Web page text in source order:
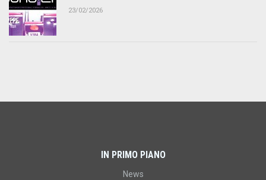
23/02/2026
IN PRIMO PIANO
News